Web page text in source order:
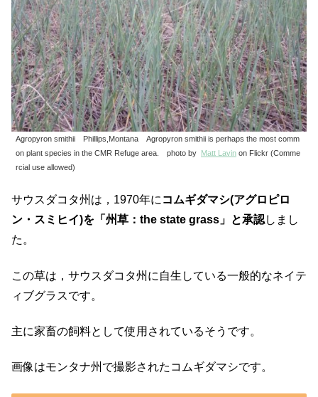
Agropyron smithii Phillips,Montana Agropyron smithii is perhaps the most comm
on plant species in the CMR Refuge area. photo by Matt Lavin on Flickr (Comme
rcial use allowed)
サウスダコタ州は，1970年に コムギダマシ(アグロピロ
ン・スミヒイ)を「州草：the state grass」と承認しまし
た。
この草は，サウスダコタ州に自生している一般的なネイテ
ィブグラスです。
主に家畜の飼料として使用されているそうです。
画像はモンタナ州で撮影されたコムギダマシです。